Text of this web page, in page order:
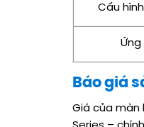
Cấu
Báo giá
Giá của màn